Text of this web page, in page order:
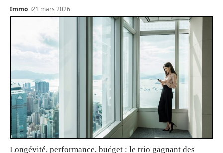
Immo 21 mars 2026
Longévité, performance, budget : le trio gagnant des